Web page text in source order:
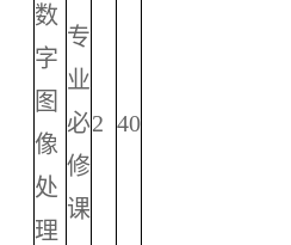
数
字
图
像
处
理
专
业
必
修
课
2 40